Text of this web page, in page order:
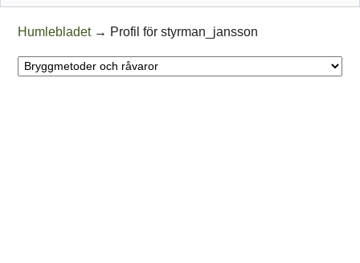
Humlebladet → Profil för styrman_jansson